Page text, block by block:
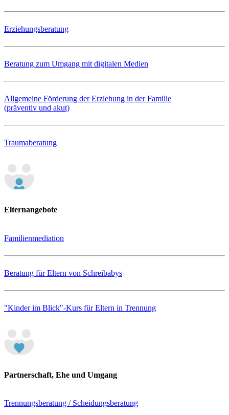
Erziehungsberatung
Beratung zum Umgang mit digitalen Medien
Allgemeine Förderung der Erziehung in der Familie
(präventiv und akut)
Traumaberatung
Elternangebote
Familienmediation
Beratung für Eltern von Schreibabys
"Kinder im Blick"-Kurs für Eltern in Trennung
Partnerschaft, Ehe und Umgang
Trennungsberatung / Scheidungsberatung